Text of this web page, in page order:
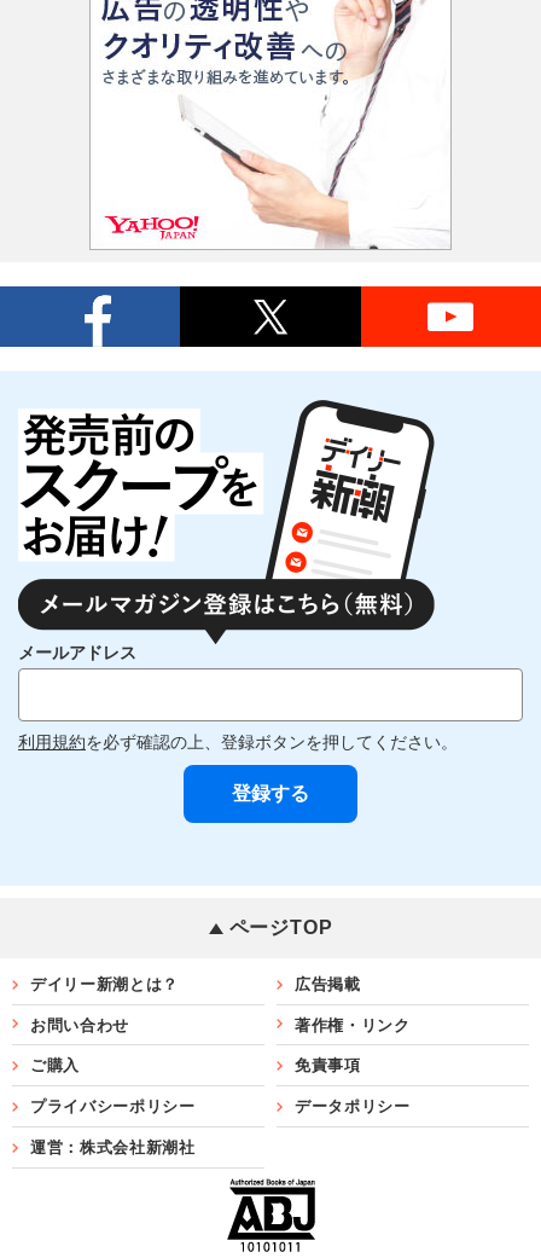
メールアドレス
利用規約を必ず確認の上、登録ボタンを押してください。
ページTOP
デイリー新潮とは？ 広告掲載
お問い合わせ 著作権・リンク
ご購入 免責事項
プライバシーポリシー データポリシー
運営：株式会社新潮社